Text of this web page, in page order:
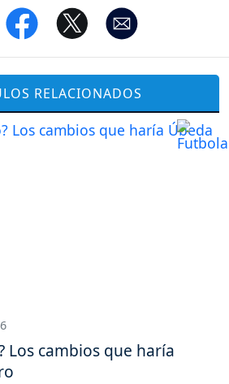
RELACIONADOS
Los cambios que haría